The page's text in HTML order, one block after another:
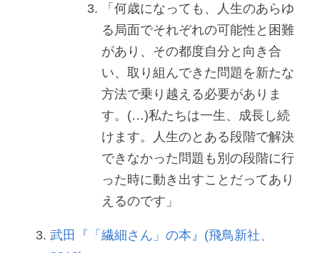
「何歳になっても、人生のあらゆ
る局面でそれぞれの可能性と困難
があり、その都度自分と向き合
い、取り組んできた問題を新たな
方法で乗り越える必要がありま
す。(…)私たちは一生、成長し続
けます。人生のとある段階で解決
できなかった問題も別の段階に行
った時に動き出すことだってあり
えるのです」
武田『「繊細さん」の本』(飛鳥新社、